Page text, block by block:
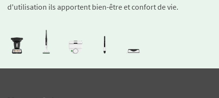
d'utilisation ils apportent bien-être et confort de vie.